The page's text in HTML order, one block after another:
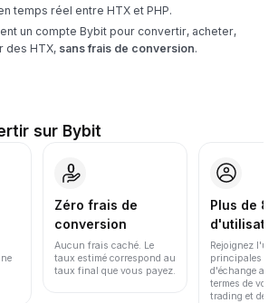
temps réel entre HTX et PHP.
un compte Bybit pour convertir, acheter,
des HTX, sans frais de conversion.
sur Bybit
Zéro frais de
conversion
Aucun frais caché. Le
taux estimé correspond au
taux final que vous payez.
Plus de
Rejoignez
principales
d'échange au
termes de
trading et de